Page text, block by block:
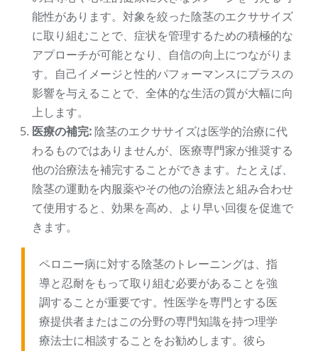
能性があります。対象を絞った陰茎のエクササイズ
に取り組むことで、症状を管理するための積極的な
アプローチが可能となり、自信の向上につながりま
す。自己イメージと性的パフォーマンスにプラスの
影響を与えることで、全体的な生活の質が大幅に向
上します。
医療の補完:陰茎のエクササイズは医学的治療に代
わるものではありませんが、医療専門家が推奨する
他の治療法を補完することができます。たとえば、
陰茎の運動を内服薬やその他の治療法と組み合わせ
て使用​​すると、効果を高め、より早い回復を促進で
きます。
ペロニー病に対する陰茎のトレーニングは、指
導と忍耐をもって取り組む必要があることを強
調することが重要です。性医学を専門とする医
療提供者またはこの分野の専門知識を持つ理学
療法士に相談することをお勧めします。彼ら